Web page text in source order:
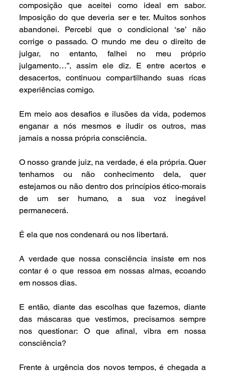
composição que aceitei como ideal em sabor.
Imposição do que deveria ser e ter. Muitos sonhos
abandonei. Percebi que o condicional ‘se’ não
corrige o passado. O mundo me deu o direito de
julgar, no entanto, falhei no meu próprio
julgamento…”, assim ele diz. E entre acertos e
desacertos, continuou compartilhando suas ricas
experiências comigo.
Em meio aos desafios e ilusões da vida, podemos
enganar a nós mesmos e iludir os outros, mas
jamais a nossa própria consciência.
O nosso grande juiz, na verdade, é ela própria. Quer
tenhamos ou não conhecimento dela, quer
estejamos ou não dentro dos princípios ético-morais
de um ser humano, a sua voz inegável
permanecerá.
É ela que nos condenará ou nos libertará.
A verdade que nossa consciência insiste em nos
contar é o que ressoa em nossas almas, ecoando
em nossos dias.
E então, diante das escolhas que fazemos, diante
das máscaras que vestimos, precisamos sempre
nos questionar: O que afinal, vibra em nossa
consciência?
Frente à urgência dos novos tempos, é chegada a